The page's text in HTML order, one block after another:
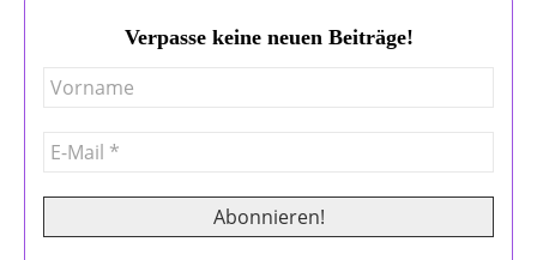
Verpasse keine neuen Beiträge!